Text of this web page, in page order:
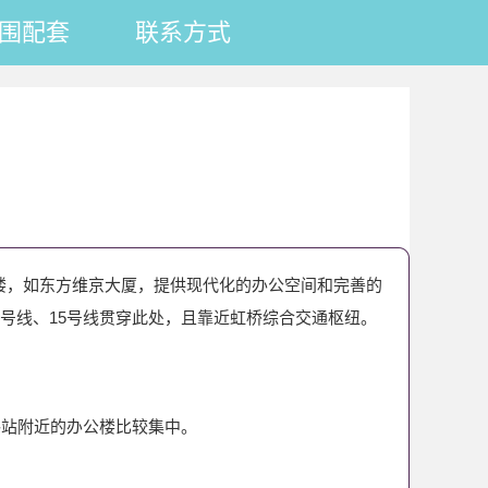
配套 联系方式
如东方维京大厦，提供现代化的办公空间和完善的
、15号线贯穿此处，且靠近虹桥综合交通枢纽。
附近的办公楼比较集中。